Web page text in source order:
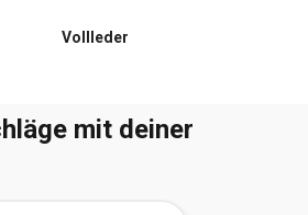
Vollleder
mit deiner